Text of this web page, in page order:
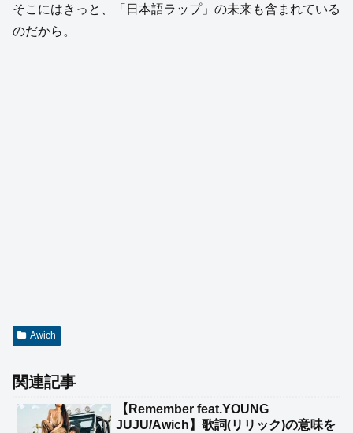
そこにはきっと、「日本語ラップ」の未来も含まれている
のだから。
Awich
関連記事
【Remember feat.YOUNG
JUJU/Awich】歌詞(リリック)の意味を